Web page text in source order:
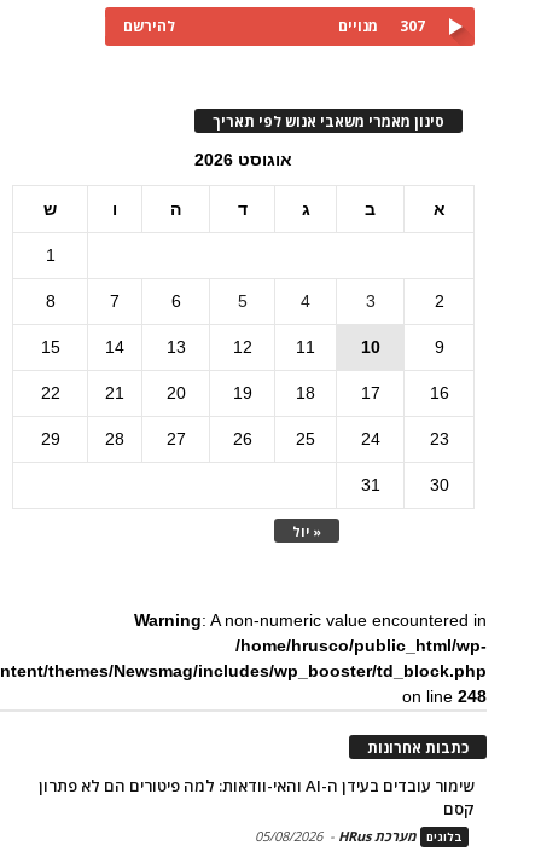
307 מנויים להירשם
סינון מאמרי משאבי אנוש לפי תאריך
אוגוסט 2026
א ב ג ד ה ו ש
« יול
1
2
3
4
5
6
7
8
9
10
11
12
13
14
15
16
17
18
19
20
21
22
23
24
25
26
27
28
29
30
31
Warning: A non-numeric value encountered in
/home/hrusco/public_html/wp-
themes/Newsmag/includes/wp_booster/td_block.php
on line248
כתבות אחרונות
שימור עובדים בעידן ה-AI והאי-וודאות: למה פיטורים הם לא פתרון
קסם
בלוגים מערכת HRus -
05/08/2026